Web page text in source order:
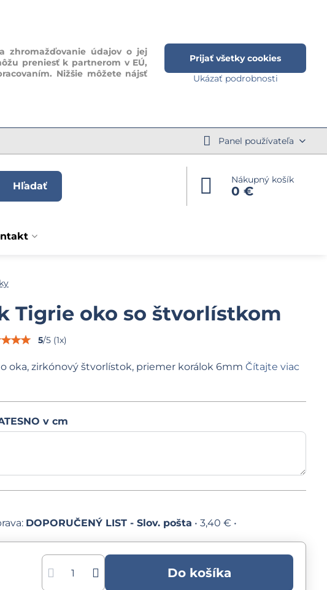
Panel používateľa
Hľadať
Nákupný košík
0 €
Tigrie oko so štvorlístkom
5/5(1x)
oka, zirkónový štvorlístok, priemer korálok 6mm Čítajte viac
v cm
DOPORUČENÝ LIST - Slov. pošta • 3,40 € •
Do košíka
zhromažďovanie údajov o jej
preniesť k partnerom v EÚ,
Nižšie môžete nájsť
Ukázať podrobnosti
Prijať všetky cookies